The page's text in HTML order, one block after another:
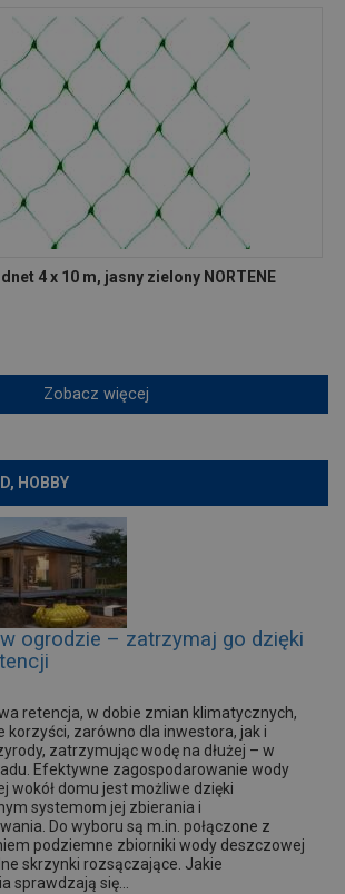
4 x 10 m, jasny zielony NORTENE
Zobacz więcej
HOBBY
ogrodzie – zatrzymaj go dzięki
retencja, w dobie zmian klimatycznych,
korzyści, zarówno dla inwestora, jak i
zatrzymując wodę na dłużej – w
Efektywne zagospodarowanie wody
wokół domu jest możliwe dzięki
systemom jej zbierania i
Do wyboru są m.in. połączone z
podziemne zbiorniki wody deszczowej
skrzynki rozsączające. Jakie
sprawdzają się...